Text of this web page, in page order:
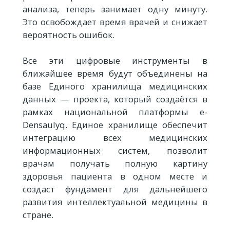
анализа, теперь занимает одну минуту.
Это освобождает время врачей и снижает
вероятность ошибок.
Все эти цифровые инструменты в
ближайшее время будут объединены на
базе Единого хранилища медицинских
данных — проекта, который создаётся в
рамках национальной платформы e-
Densaulyq. Единое хранилище обеспечит
интеграцию всех медицинских
информационных систем, позволит
врачам получать полную картину
здоровья пациента в одном месте и
создаст фундамент для дальнейшего
развития интеллектуальной медицины в
стране.